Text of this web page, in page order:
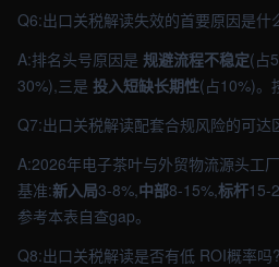
Q6:出口关税解读失效的首要原因是什
A:排名头号原因是 规避流程不稳定(占
30%),三是 投入短缺长期性(占10%)。
Q7:出口关税解读配套合规风险的可达
A:2026年电子茶叶与外贸物流源头工
基准:新入局3-8%,中部8-15%,标杆15-
参考本表自查gap。
Q8:出口关税解读是否有低 ROI概率吗?